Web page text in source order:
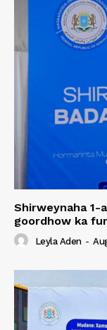
Shirweynaha 1-
goordhow ka
Leyla Aden -